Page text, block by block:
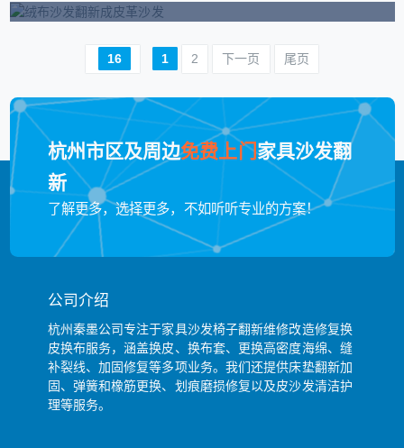
16 1 2 下一页 尾页
杭州市区及周边免费上门家具沙发翻
新
了解更多，选择更多，不如听听专业的方案！
公司介绍
杭州秦墨公司专注于家具沙发椅子翻新维修改造修复换
皮换布服务，涵盖换皮、换布套、更换高密度海绵、缝
补裂线、加固修复等多项业务。我们还提供床垫翻新加
固、弹簧和橡筋更换、划痕磨损修复以及皮沙发清洁护
理等服务。